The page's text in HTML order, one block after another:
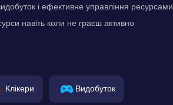
і ефективне управління ресурсами
навіть коли не граєш активно
Клікери Видобуток